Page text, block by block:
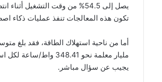
يصل إلى 54.5% من وقت التشغيل
تكون هذه المعالجات تنفذ عمليات ذكاء
يجيب عن سؤال مباشر.